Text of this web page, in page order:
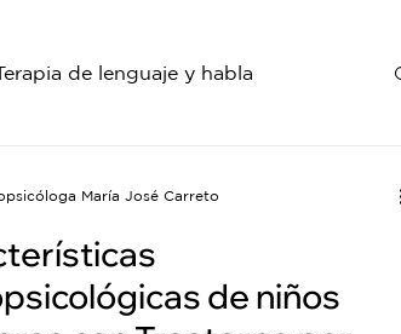
de lenguaje y habla
de niños
María José Carreto